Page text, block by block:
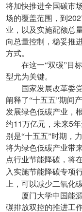
将加快推进全国碳市
场的覆盖范围，到
业，以及实施配额总
向总量控制，稳妥推
方式。
在这一“双碳”目
型尤为关键。
国家发展改革委
阐释了“十五五”期间
发展绿色低碳产业，
约11万亿元，未来5
别是“十五五”时期，
将为绿色低碳产业带
点行业节能降碳，将
入实施节能降碳专项
上，可以减少二氧化
厦门大学中国能
碳排放双控的推进工